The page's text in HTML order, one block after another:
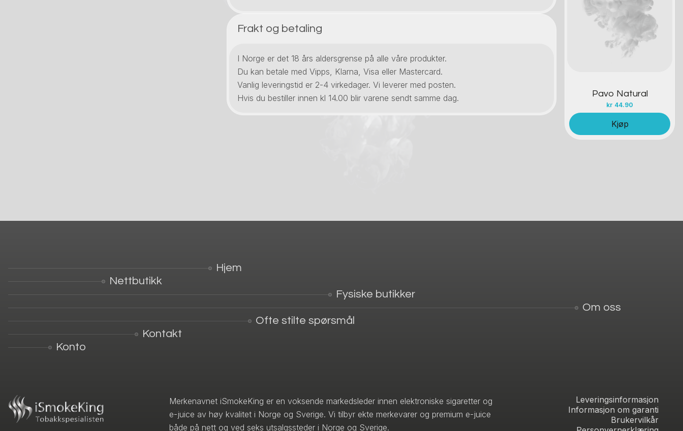
Frakt og betaling
I Norge er det 18 års aldersgrense på alle våre produkter.
Du kan betale med Vipps, Klarna, Visa eller Mastercard.
Vanlig leveringstid er 2-4 virkedager. Vi leverer med posten.
Hvis du bestiller innen kl 14.00 blir varene sendt samme dag.
Pavo Natural
kr 44.90
Kontakt oss
Kjøp
Hjem
Nettbutikk
Fysiske butikker
Om oss
Ofte stilte spørsmål
Kontakt
Konto
Merkenavnet iSmokeKing er en voksende markedsleder innen elektroniske sigaretter og
e-juice av høy kvalitet i Norge og Sverige. Vi tilbyr ekte merkevarer og premium e-juice
både på nett og ved seks utsalgssteder i Norge og Sverige.
Leveringsinformasjon
Informasjon om garanti
Brukervilkår